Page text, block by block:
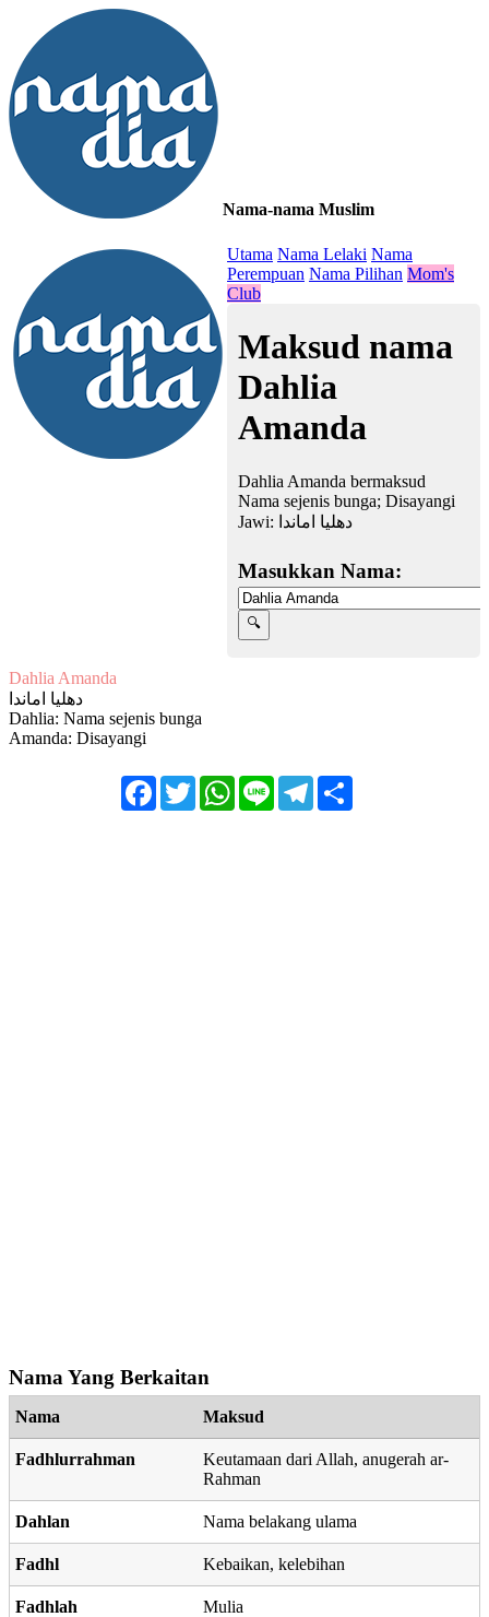
Nama-nama Muslim
Utama Nama Lelaki Nama
Perempuan Nama Pilihan Mom's
Club
Maksud nama
Dahlia
Amanda
Dahlia Amanda bermaksud
Nama sejenis bunga; Disayangi
Jawi: دهليا اماندا
Masukkan Nama:
Dahlia Amanda
دهليا اماندا
Dahlia: Nama sejenis bunga
Amanda: Disayangi
FacebookTwitterWhatsApp
Line Telegram
Nama Yang Berkaitan
Nama Maksud
Fadhlurrahman
Keutamaan dari Allah, anugerah ar-
Rahman
Dahlan Nama belakang ulama
Fadhl Kebaikan, kelebihan
Fadhlah Mulia